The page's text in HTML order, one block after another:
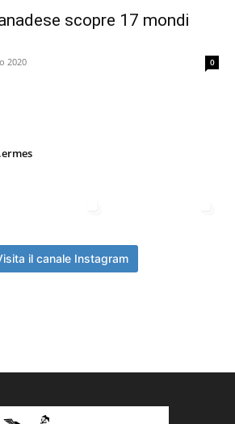
scopre 17 mondi
2020 0
il canale Instagram